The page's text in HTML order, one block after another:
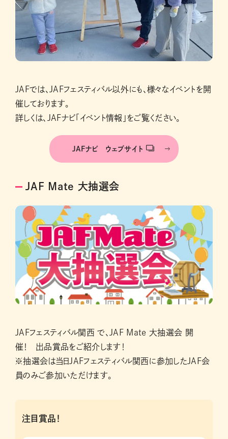
JAFでは、JAFフェスティバル以外にも、様々なイベントを開
催しております。
詳しくは、JAFナビ「イベント情報」をご覧ください。
JAFナビ ウェブサイト
JAF Mate 大抽選会
JAFフェスティバル関西 で、JAF Mate 大抽選会 開
催！ 出品賞品をご紹介します！
※抽選会は当日JAFフェスティバル関西に参加したJAF会
員のみご参加いただけます。
注目賞品！